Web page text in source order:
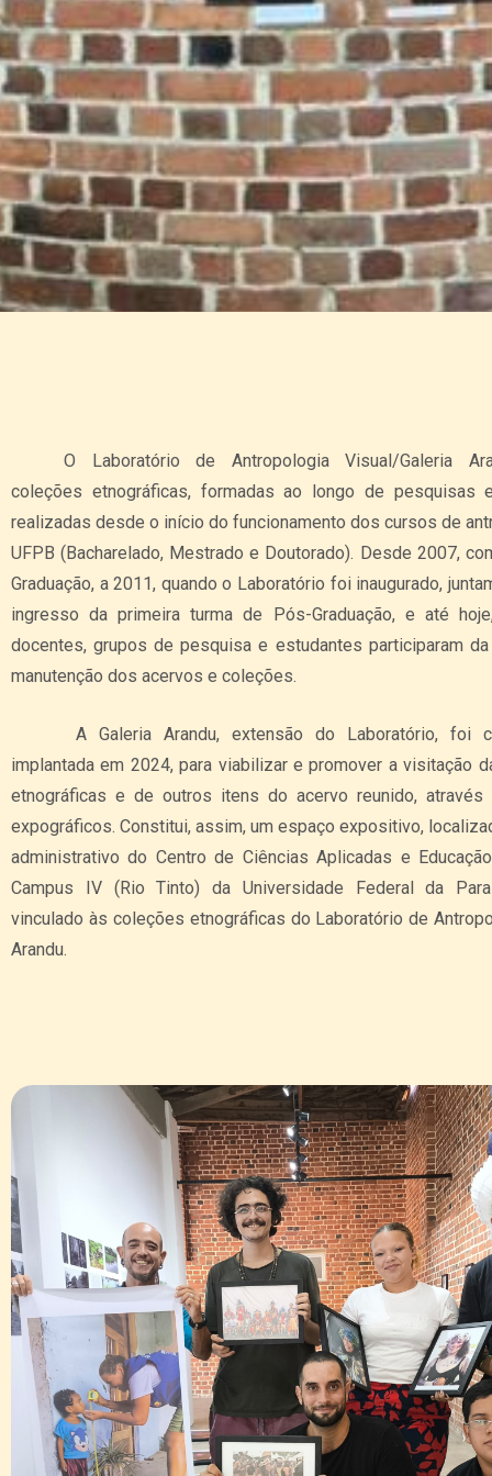
O Laboratório de Antropologia Visual/Galeria
coleções etnográficas, formadas ao longo de pesquisas
realizadas desde o início do funcionamento dos cursos de
UFPB (Bacharelado, Mestrado e Doutorado). Desde 2007,
Graduação, a 2011, quando o Laboratório foi inaugurado,
ingresso da primeira turma de Pós-Graduação, e até
docentes, grupos de pesquisa e estudantes participaram
manutenção dos acervos e coleções.
A Galeria Arandu, extensão do Laboratório, foi
implantada em 2024, para viabilizar e promover a visitação
etnográficas e de outros itens do acervo reunido, através
expográficos. Constitui, assim, um espaço expositivo,
administrativo do Centro de Ciências Aplicadas e
Campus IV (Rio Tinto) da Universidade Federal da
vinculado às coleções etnográficas do Laboratório de
Arandu.